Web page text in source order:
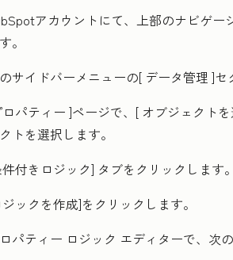
アカウントにて、上部のナビゲー
。
サイドバーメニューの[ データ管理 ]セ
パティー ]ページで、[ オブジェクト
トを選択します。
付きロジック] タブをクリックします。
ックを作成]をクリックします。
パティー ロジック エディターで、次